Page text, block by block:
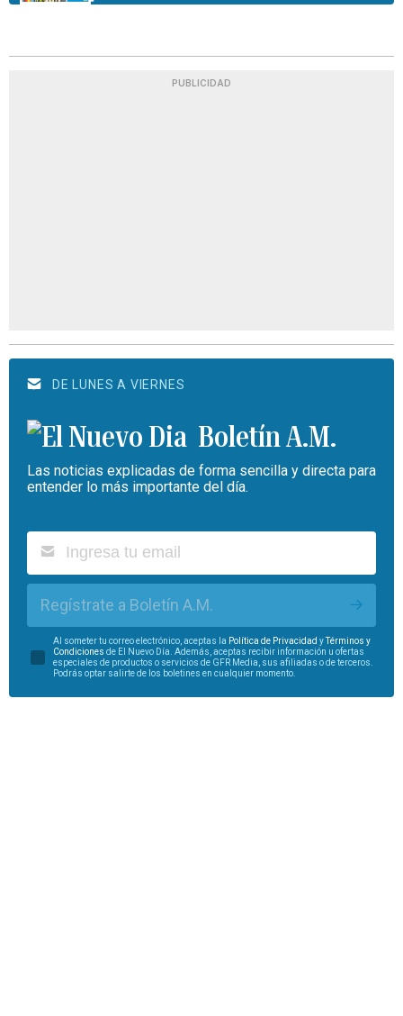
PUBLICIDAD
DE LUNES A VIERNES
Boletín A.M.
Las noticias explicadas de forma sencilla y directa para
entender lo más importante del día.
Regístrate a Boletín A.M.
Al someter tu correo electrónico, aceptas la Política de Privacidad yTérminos y
Condiciones de El Nuevo Día. Además, aceptas recibir información u ofertas
especiales de productos o servicios de GFR Media, sus afiliadas o de terceros.
Podrás optar salirte de los boletines en cualquier momento.